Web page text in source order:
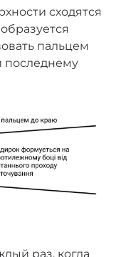
сходятся
пальцем
последнему
раз, когда